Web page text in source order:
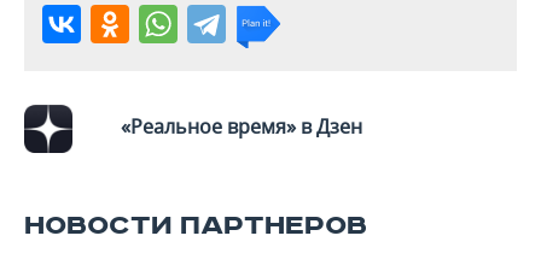
«Реальное время» в Дзен
НОВОСТИ ПАРТНЕРОВ